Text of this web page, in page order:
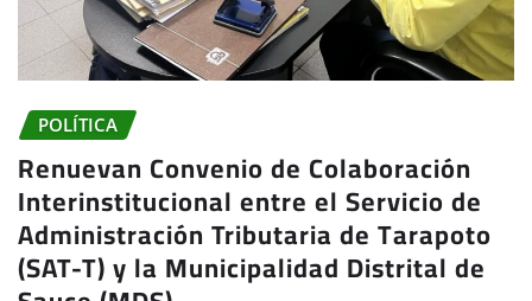
POLÍTICA
Renuevan Convenio de Colaboración
Interinstitucional entre el Servicio de
Administración Tributaria de Tarapoto
(SAT-T) y la Municipalidad Distrital de